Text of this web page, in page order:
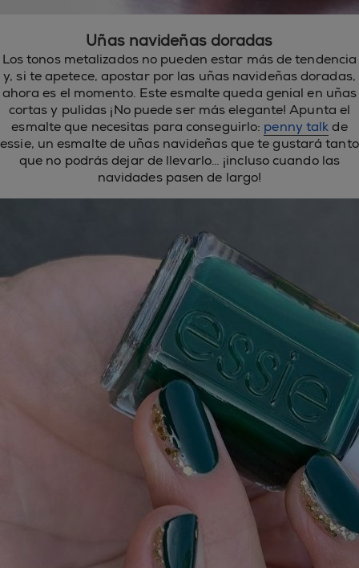
Uñas navideñas doradas
Los tonos metalizados no pueden estar más de tendencia
y, si te apetece, apostar por las uñas navideñas doradas,
ahora es el momento. Este esmalte queda genial en uñas
cortas y pulidas ¡No puede ser más elegante! Apunta el
esmalte que necesitas para conseguirlo: penny talkde
essie, un esmalte de uñas navideñas que te gustará tanto
que no podrás dejar de llevarlo… ¡incluso cuando las
navidades pasen de largo!